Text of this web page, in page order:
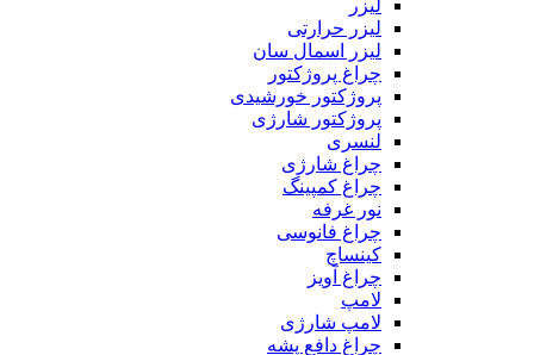
لیزر
لیزر حرارتی
لیزر اسمال سان
چراغ پروژکتور
پروژکتور خورشیدی
پروژکتور شارژی
لنسری
چراغ شارژی
چراغ کمپینگ
نور غرفه
چراغ فانوسی
کینساچ
چراغ آویز
لامپ
لامپ شارژی
چراغ دافع پشه